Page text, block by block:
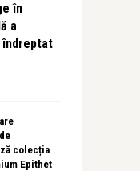
în
a
îndreptat
colecția
Epithet